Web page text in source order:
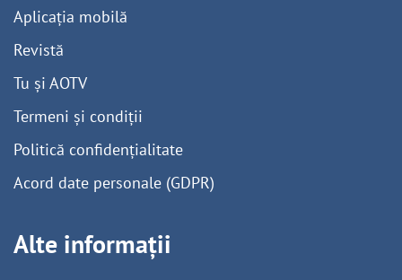
Aplicația mobilă
Revistă
Tu și AOTV
Termeni și condiții
Politică confidențialitate
Acord date personale (GDPR)
Alte informații